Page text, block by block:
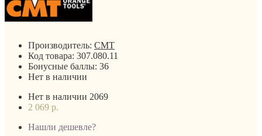
Производитель: CMT
Код товара: 307.080.11
Бонусные баллы: 36
Нет в наличии
Нет в наличии 2069
2 069 р.
Нашли дешевле?